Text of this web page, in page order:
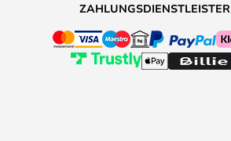
ZAHLUNGSDIENSTLEISTER